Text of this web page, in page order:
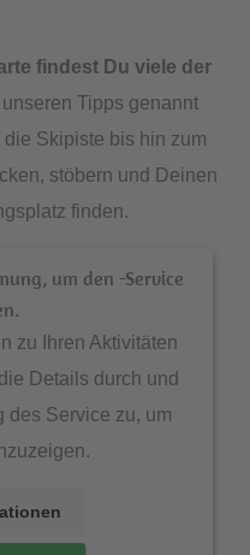
findest Du viele der
Tipps genannt
Skipiste bis hin zum
stöbern und Deinen
finden.
um den -Service
zu Ihren Aktivitäten
Details durch und
des Service zu, um